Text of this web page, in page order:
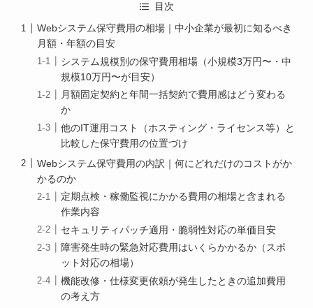
目次
Webシステム保守費用の相場｜中小企業が最初に知るべき
月額・年額の目安
システム規模別の保守費用相場（小規模3万円〜・中
規模10万円〜が目安）
月額固定契約と年間一括契約で費用感はどう変わる
か
他のIT運用コスト（ホスティング・ライセンス等）と
比較した保守費用の位置づけ
Webシステム保守費用の内訳｜何にどれだけのコストがか
かるのか
定期点検・稼働監視にかかる費用の相場と含まれる
作業内容
セキュリティパッチ適用・脆弱性対応の単価目安
障害発生時の緊急対応費用はいくらかかるか（スポ
ット対応の相場）
機能改修・仕様変更依頼が発生したときの追加費用
の考え方